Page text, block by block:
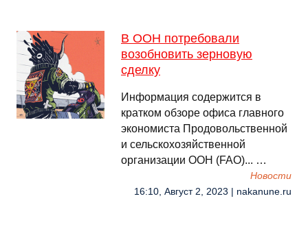
В ООН потребовали
возобновить зерновую
сделку
Информация содержится в
кратком обзоре офиса главного
экономиста Продовольственной
и сельскохозяйственной
организации ООН (FAO)... …
Новости
16:10, Август 2, 2023 | nakanune.ru